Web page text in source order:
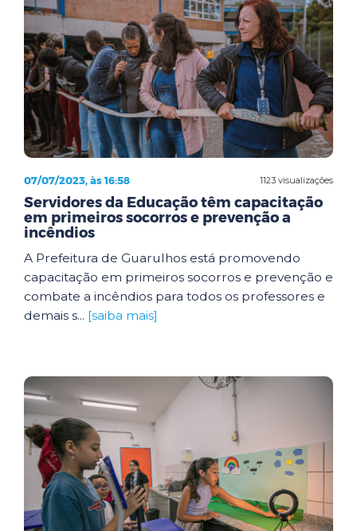
1123 visualizações
07/07/2023, às 16:58
Servidores da Educação têm capacitação
em primeiros socorros e prevenção a
incêndios
A Prefeitura de Guarulhos está promovendo
capacitação em primeiros socorros e prevenção e
combate a incêndios para todos os professores e
demais s... [saiba mais]